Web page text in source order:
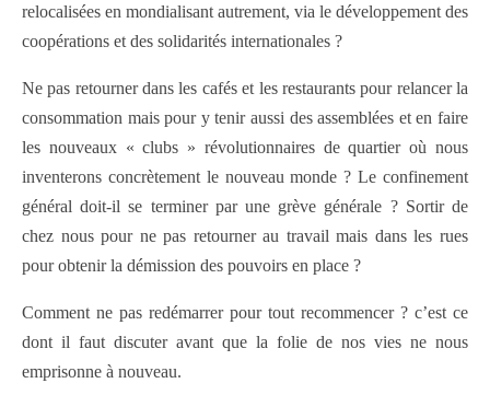
relocalisées en mondialisant autrement, via le développement des
coopérations et des solidarités internationales ?
Ne pas retourner dans les cafés et les restaurants pour relancer la
consommation mais pour y tenir aussi des assemblées et en faire
les nouveaux « clubs » révolutionnaires de quartier où nous
inventerons concrètement le nouveau monde ? Le confinement
général doit-il se terminer par une grève générale ? Sortir de
chez nous pour ne pas retourner au travail mais dans les rues
pour obtenir la démission des pouvoirs en place ?
Comment ne pas redémarrer pour tout recommencer ? c’est ce
dont il faut discuter avant que la folie de nos vies ne nous
emprisonne à nouveau.